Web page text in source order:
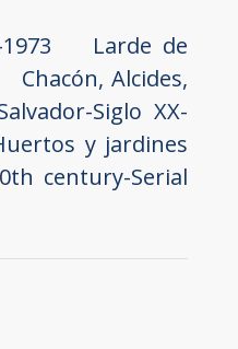
Larde de
Chacón, Alcides,
Siglo XX-
y jardines
century-Serial